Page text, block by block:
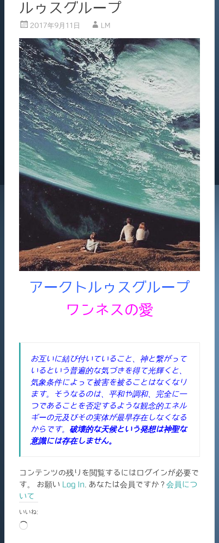
ルゥスグループ
2017年9月11日 LM
アークトルゥスグループ
ワンネスの愛
お互いに結び付いていること、神と繋がって
いるという普遍的な気づきを得て光輝くと、
気象条件によって被害を被ることはなくなり
ます。そうなるのは、平和や調和、完全に一
つであることを否定するような観念的エネル
ギーの元及びその実体が最早存在しなくなる
からです。 破壊的な天候という発想は神聖な
意識には存在しません。
コンテンツの残りを閲覧するにはログインが必要で
す。 お願い Log In . あなたは会員ですか ? 会員につ
いて
いいね:
読